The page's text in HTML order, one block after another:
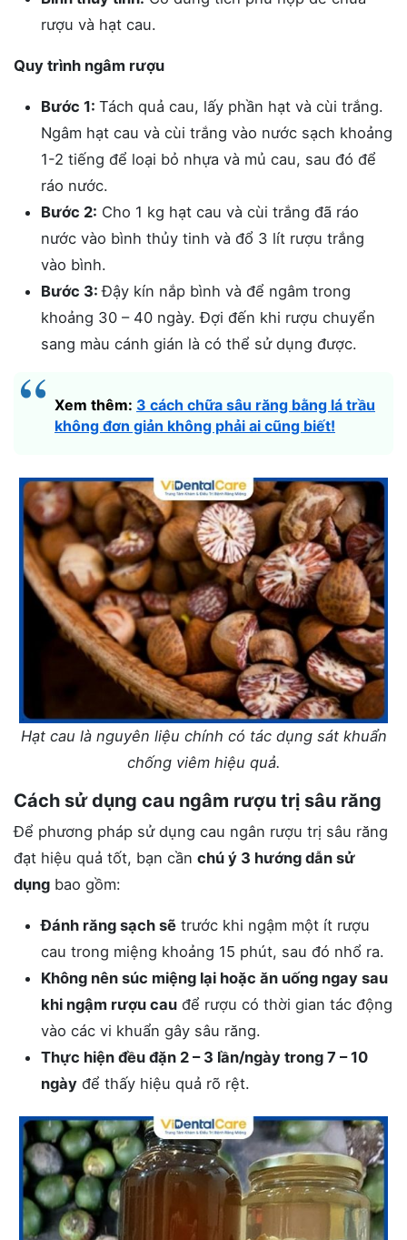
rượu và hạt cau.
Quy trình ngâm rượu
Bước 1: Tách quả cau, lấy phần hạt và cùi trắng.
Ngâm hạt cau và cùi trắng vào nước sạch khoảng
1-2 tiếng để loại bỏ nhựa và mủ cau, sau đó để
ráo nước.
Bước 2: Cho 1 kg hạt cau và cùi trắng đã ráo
nước vào bình thủy tinh và đổ 3 lít rượu trắng
vào bình.
Bước 3:Đậy kín nắp bình và để ngâm trong
khoảng 30 – 40 ngày. Đợi đến khi rượu chuyển
sang màu cánh gián là có thể sử dụng được.
Xem thêm: 3 cách chữa sâu răng bằng lá trầu
không đơn giản không phải ai cũng biết!
Hạt cau là nguyên liệu chính có tác dụng sát khuẩn
chống viêm hiệu quả.
Cách sử dụng cau ngâm rượu trị sâu răng
Để phương pháp sử dụng cau ngân rượu trị sâu răng
đạt hiệu quả tốt, bạn cần chú ý 3 hướng dẫn sử
dụng bao gồm:
Đánh răng sạch sẽ trước khi ngậm một ít rượu
cau trong miệng khoảng 15 phút, sau đó nhổ ra.
Không nên súc miệng lại hoặc ăn uống ngay sau
khi ngậm rượu cau để rượu có thời gian tác động
vào các vi khuẩn gây sâu răng.
Thực hiện đều đặn 2 – 3 lần/ngày trong 7 – 10
ngày để thấy hiệu quả rõ rệt.